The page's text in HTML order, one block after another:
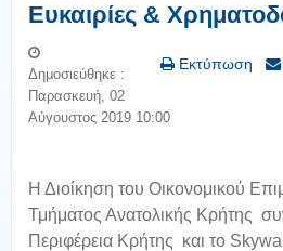
Ευκαιρίες &
Εκτύπωση
Δημοσιεύθηκε :
Παρασκευή, 02
Αύγουστος 2019 10:00
Η Διοίκηση του Οικονομικού
Τμήματος Ανατολικής Κρήτης
Περιφέρεια Κρήτης και το